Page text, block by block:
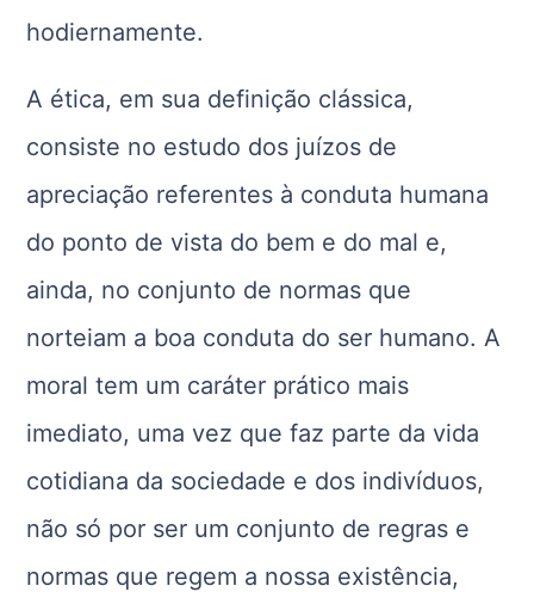
hodiernamente.
A ética, em sua definição clássica,
consiste no estudo dos juízos de
apreciação referentes à conduta humana
do ponto de vista do bem e do mal e,
ainda, no conjunto de normas que
norteiam a boa conduta do ser humano. A
moral tem um caráter prático mais
imediato, uma vez que faz parte da vida
cotidiana da sociedade e dos indivíduos,
não só por ser um conjunto de regras e
normas que regem a nossa existência,